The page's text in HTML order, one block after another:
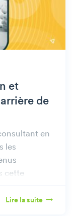
et
de
en
les
cette
Lire la suite